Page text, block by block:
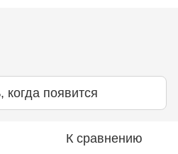
появится
К сравнению